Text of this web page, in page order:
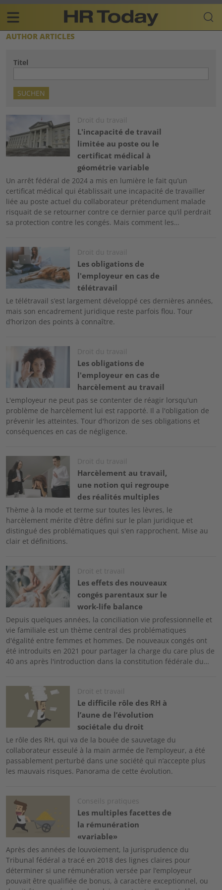
Skip
content
Plattform
für
Human
Main
FR
AUTHOR ARTICLES
Titel
Droit du travail
L'incapacité de travail
limitée au poste ou le
certificat médical à
géométrie variable
Un arrêt fédéral de 2024 a mis en lumière le fait qu’un
certificat médical qui établissait une incapacité de travailler
liée au poste actuel du collaborateur prétendument malade
risquait de se retourner contre ce dernier parce qu’il perdrait
sa protection contre les congés. Mais comment les…
Image Droit du travail
Les obligations de
l'employeur en cas de
télétravail
Le télétravail s’est largement développé ces dernières années,
mais son encadrement juridique reste parfois flou. Tour
d’horizon des points à connaître.
Image Droit du travail
Les obligations de
l'employeur en cas de
harcèlement au travail
L'employeur ne peut pas se contenter de réagir lorsqu'un
problème de harcèlement lui est rapporté. Il a l'obligation de
prévenir les atteintes. Tour d'horizon de ses obligations et
conséquences en cas de négligence.
Image Droit du travail
Harcèlement au travail,
une notion qui regroupe
des réalités multiples
Thème à la mode et terme sur toutes les lèvres, le
harcèlement mérite d'être défini sur le plan juridique et
distingué des problématiques qui s'en rapprochent. Mise au
clair et définitions.
Image Droit et travail
Les effets des nouveaux
congés parentaux sur le
work-life balance
Depuis quelques années, la conciliation vie professionnelle et
vie familiale est un thème central des problématiques
d'égalité entre femmes et hommes. De nouveaux congés ont
été introduits en 2021 pour partager la charge du care plus de
40 ans après l'introduction dans la constitution fédérale du…
Droit et travail
Le difficile rôle des RH à
l’aune de l’évolution
sociétale du droit
Le rôle des RH, qui va de la bouée de sauvetage du
collaborateur esseulé à la main armée de l’employeur, a été
passablement perturbé dans une société qui n’accepte plus
les mauvais risques. Panorama de cette évolution.
Image Conseils pratiques
Les multiples facettes de
la rémunération
«variable»
Après des années de louvoiement, la jurisprudence du
Tribunal fédéral a tracé en 2018 des lignes claires pour
déterminer si une rémunération versée par l’employeur
pouvait être qualifiée de bonus, à caractère exceptionnel, ou